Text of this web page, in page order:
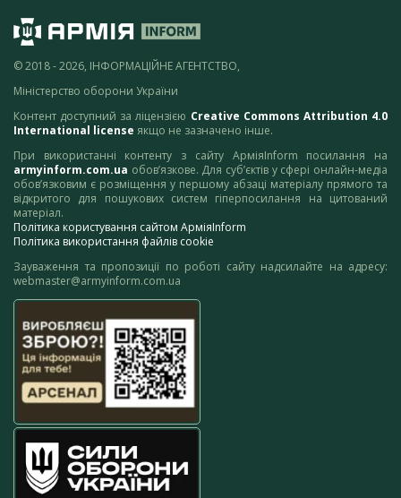
© 2018 - 2026, ІНФОРМАЦІЙНЕ АГЕНТСТВО,
Міністерство оборони України
Контент доступний за ліцензією Creative Commons Attribution 4.0
International license якщо не зазначено інше.
При використанні контенту з сайту АрміяInform посилання на
armyinform.com.ua обов’язкове. Для суб’єктів у сфері онлайн-медіа
обов’язковим є розміщення у першому абзаці матеріалу прямого та
відкритого для пошукових систем гіперпосилання на цитований
матеріал.
Політика користування сайтом АрміяInform
Політика використання файлів cookie
Зауваження та пропозиції по роботі сайту надсилайте на адресу:
webmaster@armyinform.com.ua